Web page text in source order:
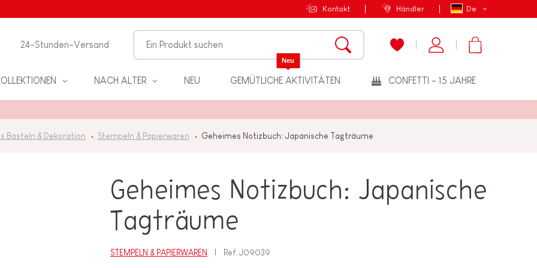
De
Kontakt Händler
24-Stunden-Versand
NACH ALTER NEU GEMÜTLICHE AKTIVITÄTEN
Neu
CONFETTI - 15 JAHRE
Basteln & Dekoration Stempeln & Papierwaren Geheimes Notizbuch: Japanische Tagträume
Geheimes Notizbuch: Japanische
Tagträume
STEMPELN & PAPIERWAREN Ref.J09039